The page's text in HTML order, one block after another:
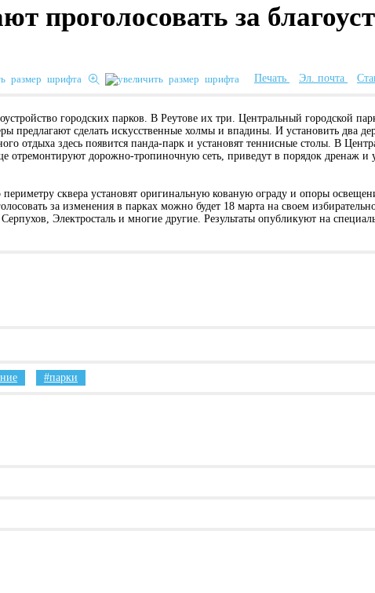
проголосовать за
Печать Эл. почта
городских парков. В Реутове их три. Центральный городской
предлагают сделать искусственные холмы и впадины. И установить два
отдыха здесь появится панда-парк и установят теннисные столы. В
отремонтируют дорожно-тропиночную сеть, приведут в порядок дренаж и
сквера установят оригинальную кованую ограду и опоры
за изменения в парках можно будет 18 марта на своем
Электросталь и многие другие. Результаты опубликуют на
парки